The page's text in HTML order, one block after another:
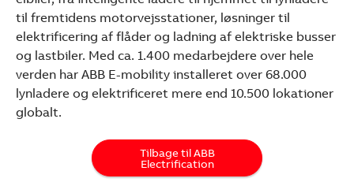
til fremtidens motorvejsstationer, løsninger til
elektrificering af flåder og ladning af elektriske busser
og lastbiler. Med ca. 1.400 medarbejdere over hele
verden har ABB E-mobility installeret over 68.000
lynladere og elektrificeret mere end 10.500 lokationer
globalt.
Tilbage til ABB
Electrification